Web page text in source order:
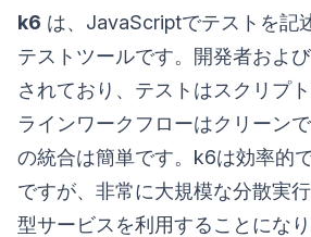
k6 は、JavaScriptでテストを記
テストツールです。開発者およ
されており、テストはスクリプ
ラインワークフローはクリーン
の統合は簡単です。k6は効率的
ですが、非常に大規模な分散実
型サービスを利用することにな